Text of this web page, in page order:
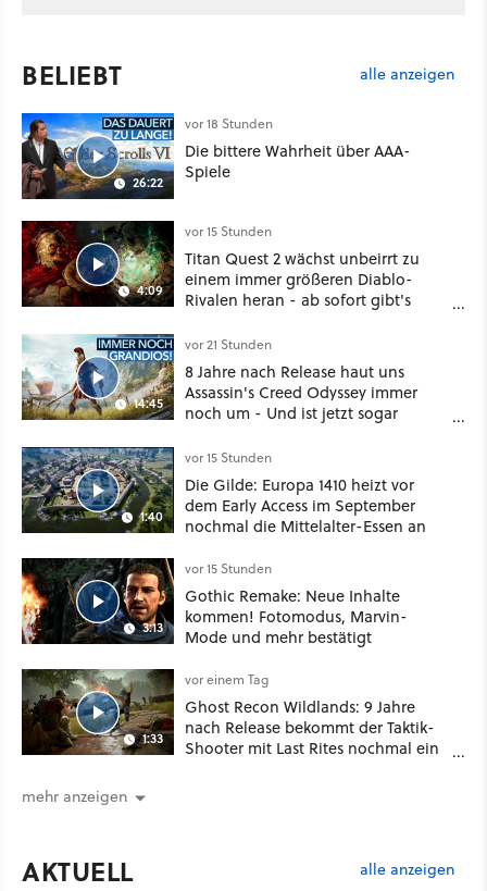
BELIEBT alle anzeigen
26:22
vor 18 Stunden
Die bittere Wahrheit über AAA-
Spiele
4:09
vor 15 Stunden
Titan Quest 2 wächst unbeirrt zu
einem immer größeren Diablo-
Rivalen heran - ab sofort gibt's
Klasse
14:45
vor 21 Stunden
8 Jahre nach Release haut uns
Assassin's Creed Odyssey immer
noch um - Und ist jetzt sogar
1:40
vor 15 Stunden
Die Gilde: Europa 1410 heizt vor
dem Early Access im September
nochmal die Mittelalter-Essen an
3:13
vor 15 Stunden
Gothic Remake: Neue Inhalte
kommen! Fotomodus, Marvin-
Mode und mehr bestätigt
1:33
vor einem Tag
Ghost Recon Wildlands: 9 Jahre
nach Release bekommt der Taktik-
Shooter mit Last Rites nochmal ein
mehr anzeigen
AKTUELL alle anzeigen